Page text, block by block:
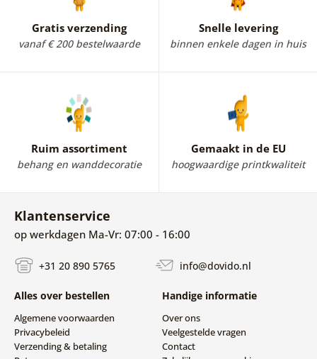
Gratis verzending
vanaf € 200 bestelwaarde
Snelle levering
binnen enkele dagen in huis
Ruim assortiment
behang en wanddecoratie
Gemaakt in de EU
hoogwaardige printkwaliteit
Klantenservice
op werkdagen Ma-Vr: 07:00 - 16:00
+31 20 890 5765 info@dovido.nl
Alles over bestellen
Algemene voorwaarden
Privacybeleid
Verzending & betaling
Handige informatie
Over ons
Veelgestelde vragen
Contact